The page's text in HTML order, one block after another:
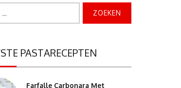
PASTARECEPTEN
Farfalle Carbonara Met